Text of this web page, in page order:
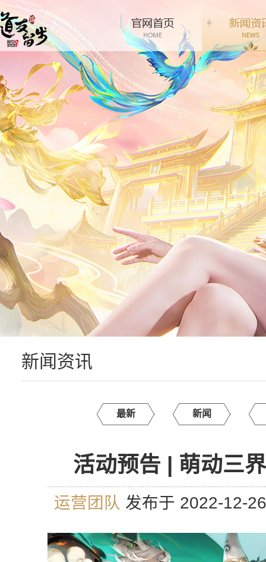
新闻资讯
最新 新闻
活动预告 | 萌动三
运营团队 发布于 2022-12-